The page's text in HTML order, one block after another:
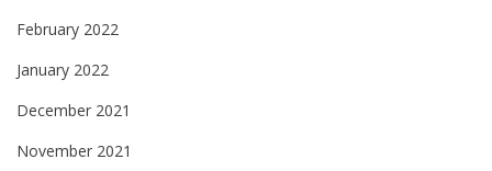
February 2022
January 2022
December 2021
November 2021